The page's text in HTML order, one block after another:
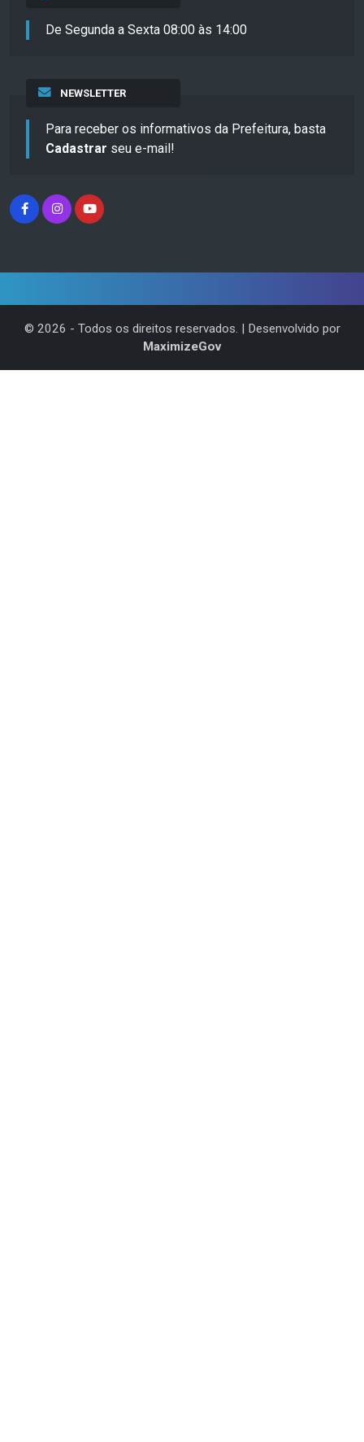
De Segunda a Sexta 08:00 às 14:00
NEWSLETTER
Para receber os informativos da Prefeitura, basta
Cadastrar seu e-mail!
© 2026 - Todos os direitos reservados. | Desenvolvido por
MaximizeGov